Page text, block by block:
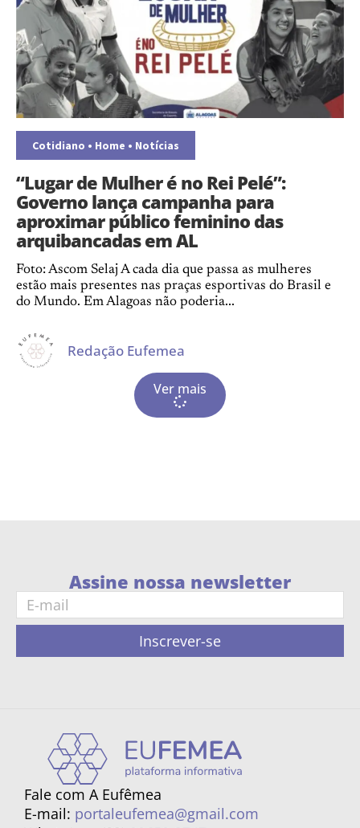
Cotidiano • Home • Notícias
“Lugar de Mulher é no Rei Pelé”:
Governo lança campanha para
aproximar público feminino das
arquibancadas em AL
Foto: Ascom Selaj A cada dia que passa as mulheres
estão mais presentes nas praças esportivas do Brasil e
do Mundo. Em Alagoas não poderia...
Redação Eufemea
Ver mais
Assine nossa newsletter
Inscrever-se
Fale com A Eufêmea
E-mail: portaleufemea@gmail.com